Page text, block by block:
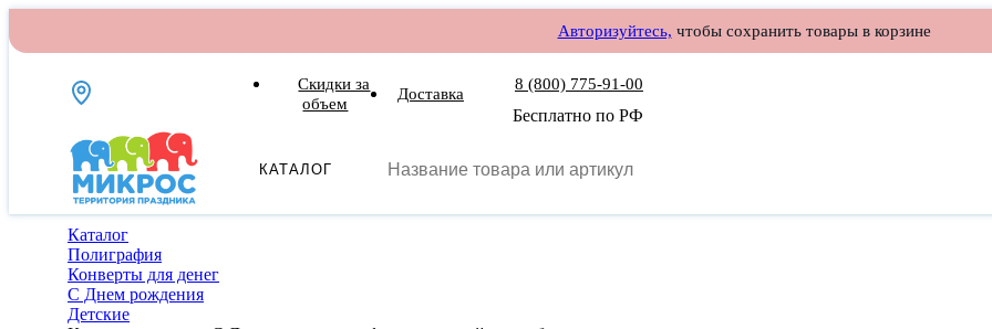
Авторизуйтесь, чтобы сохранить товары в корзине
Скидки за
объем
Доставка
8 (800) 775-91-00
Бесплатно по РФ
КАТАЛОГ
Каталог
Полиграфия
Конверты для денег
С Днем рождения
Детские